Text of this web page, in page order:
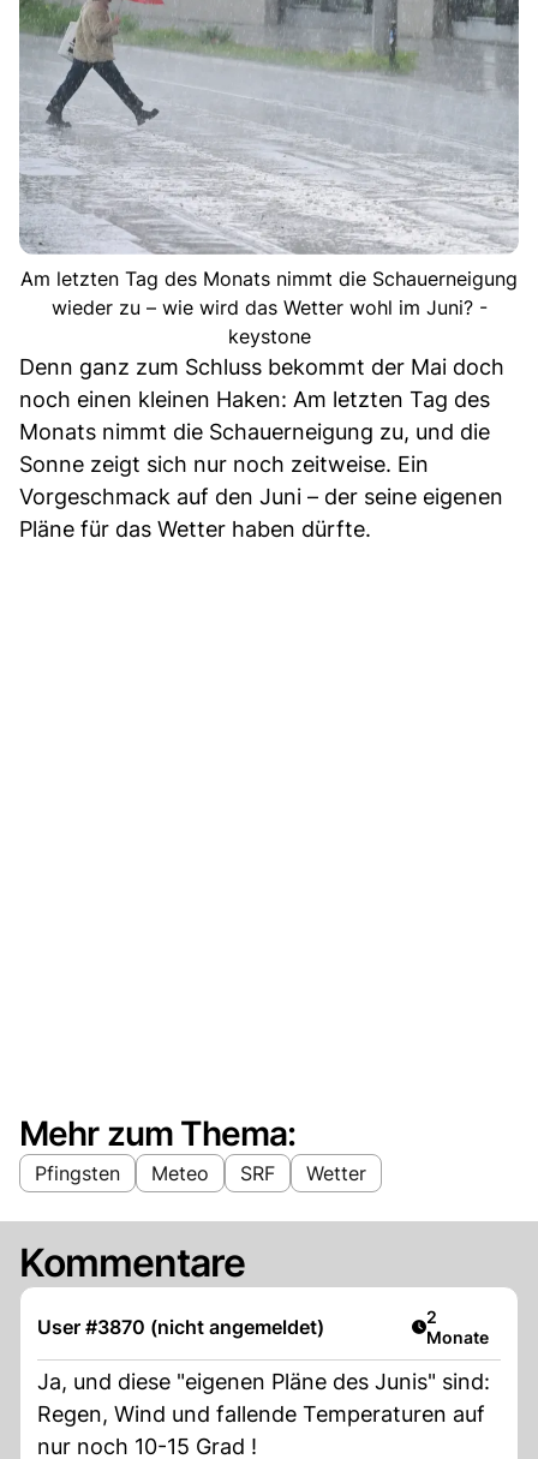
Am letzten Tag des Monats nimmt die Schauerneigung
wieder zu – wie wird das Wetter wohl im Juni? -
keystone
Denn ganz zum Schluss bekommt der Mai doch
noch einen kleinen Haken: Am letzten Tag des
Monats nimmt die Schauerneigung zu, und die
Sonne zeigt sich nur noch zeitweise. Ein
Vorgeschmack auf den Juni – der seine eigenen
Pläne für das Wetter haben dürfte.
Mehr zum Thema:
Pfingsten Meteo SRF Wetter
Kommentare
User #3870 (nicht angemeldet) Artikel
2
Monate
Ja, und diese "eigenen Pläne des Junis" sind:
Regen, Wind und fallende Temperaturen auf
nur noch 10-15 Grad !